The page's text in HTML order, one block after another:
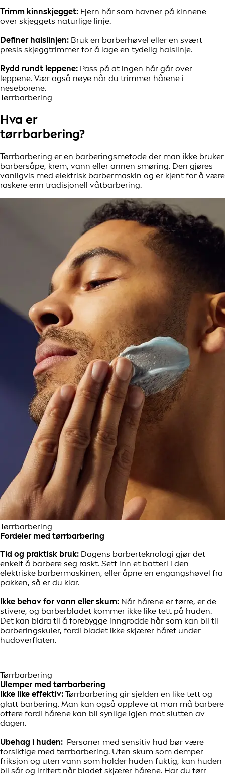
Trimm kinnskjegget: Fjern hår som havner på kinnene
over skjeggets naturlige linje.
Definer halslinjen: Bruk en barberhøvel eller en svært
presis skjeggtrimmer for å lage en tydelig halslinje.
Rydd rundt leppene: Pass på at ingen hår går over
leppene. Vær også nøye når du trimmer hårene i
neseborene.
Tørrbarbering
Hva er
tørrbarbering?
Tørrbarbering er en barberingsmetode der man ikke bruker
barbersåpe, krem, vann eller annen smøring. Den gjøres
vanligvis med elektrisk barbermaskin og er kjent for å være
raskere enn tradisjonell våtbarbering.
Tørrbarbering
Fordeler med tørrbarbering
Tid og praktisk bruk: Dagens barberteknologi gjør det
enkelt å barbere seg raskt. Sett inn et batteri i den
elektriske barbermaskinen, eller åpne en engangshøvel fra
pakken, så er du klar.
Ikke behov for vann eller skum: Når hårene er tørre, er de
stivere, og barberbladet kommer ikke like tett på huden.
Det kan bidra til å forebygge inngrodde hår som kan bli til
barberingskuler, fordi bladet ikke skjærer håret under
hudoverflaten.
Tørrbarbering
Ulemper med tørrbarbering
Ikke like effektiv: Tørrbarbering gir sjelden en like tett og
glatt barbering. Man kan også oppleve at man må barbere
oftere fordi hårene kan bli synlige igjen mot slutten av
dagen.
Ubehag i huden: Personer med sensitiv hud bør være
forsiktige med tørrbarbering. Uten skum som demper
friksjon og uten vann som holder huden fuktig, kan huden
bli sår og irritert når bladet skjærer hårene. Har du tørr